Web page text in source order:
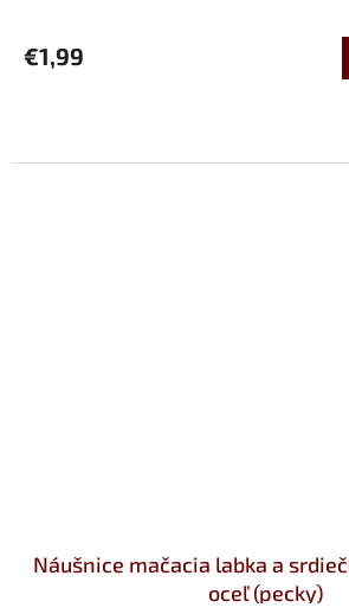
€1,99
Náušnice mačacia labka a
oceľ (pecky)